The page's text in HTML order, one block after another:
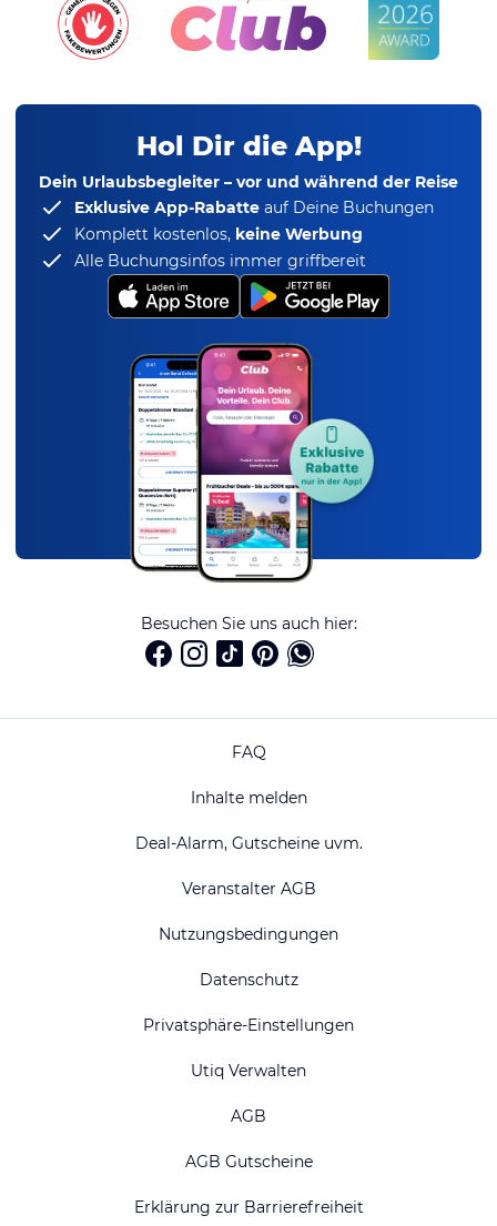
Hol Dir die App!
Dein Urlaubsbegleiter – vor und während der Reise
Exklusive App-Rabatte auf Deine Buchungen
Komplett kostenlos, keine Werbung
Alle Buchungsinfos immer griffbereit
Besuchen Sie uns auch hier:
FAQ
Inhalte melden
Deal-Alarm, Gutscheine uvm.
Veranstalter AGB
Nutzungsbedingungen
Datenschutz
Privatsphäre-Einstellungen
Utiq Verwalten
AGB
AGB Gutscheine
Erklärung zur Barrierefreiheit